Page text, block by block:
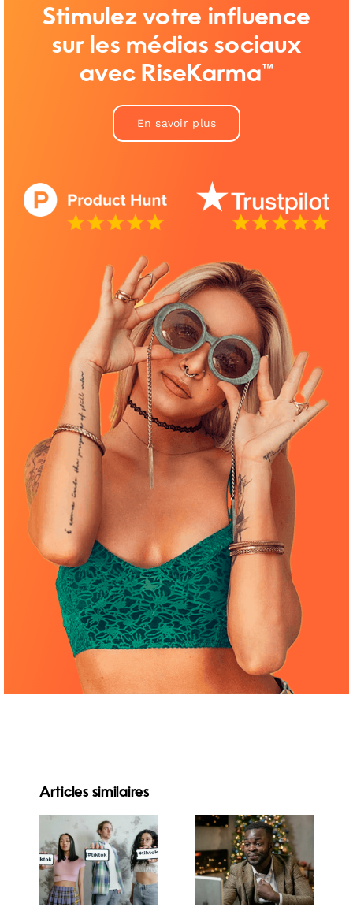
Stimulez votre influence
sur les médias sociaux
avec RiseKarma™
En savoir plus
Articles similaires